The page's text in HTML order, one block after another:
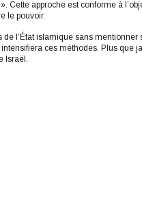
Cette approche est conforme à
le pouvoir.
l’État islamique sans
ces méthodes. Plus que
Israël.